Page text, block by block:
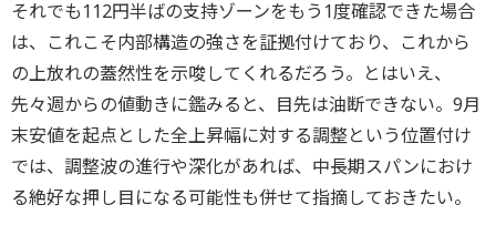
それでも112円半ばの支持ゾーンをもう1度確認できた場合
は、これこそ内部構造の強さを証拠付けており、これから
の上放れの蓋然性を示唆してくれるだろう。とはいえ、
先々週からの値動きに鑑みると、目先は油断できない。9月
末安値を起点とした全上昇幅に対する調整という位置付け
では、調整波の進行や深化があれば、中長期スパンにおけ
る絶好な押し目になる可能性も併せて指摘しておきたい。